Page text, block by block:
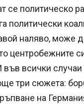
се политическо
политически
наляво, може
центробежните
всички
три сюжета:
на